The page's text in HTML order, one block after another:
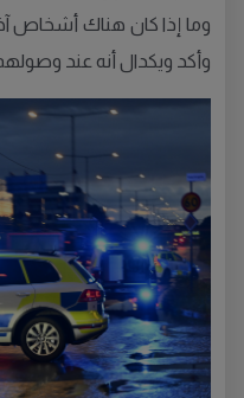
وما إذا كان هناك أشخاص
وأكد ويكدال أنه عند